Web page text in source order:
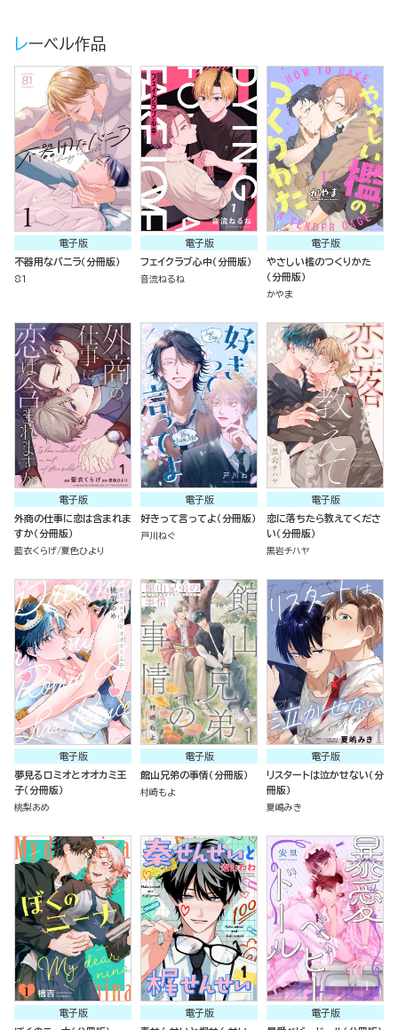
レーベル作品
電子版
不器用なバニラ（分冊版）
81
電子版
フェイクラブ心中（分冊版）
音流ねるね
電子版
やさしい檻のつくりかた
（分冊版）
かやま
電子版
外商の仕事に恋は含まれま
すか（分冊版）
藍衣くらげ 夏色ひより
電子版
好きって言ってよ（分冊版）
戸川ねぐ
電子版
恋に落ちたら教えてくださ
い（分冊版）
黒岩チハヤ
電子版
夢見るロミオとオオカミ王
子（分冊版）
桃梨あめ
電子版
館山兄弟の事情（分冊版）
村崎もよ
電子版
リスタートは泣かせない（分
冊版）
夏嶋みき
電子版
電子版
電子版